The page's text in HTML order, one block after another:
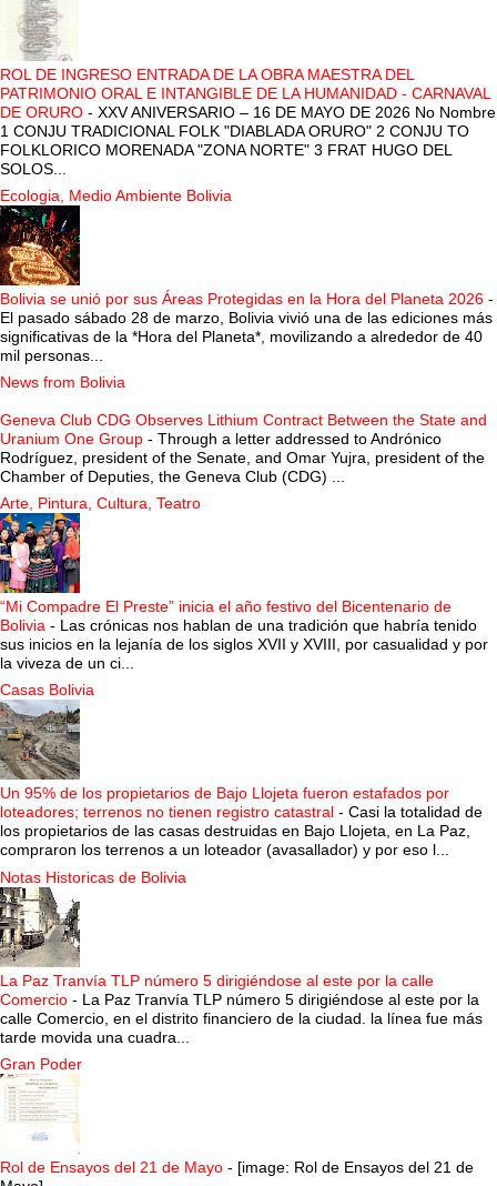
ROL DE INGRESO ENTRADA DE LA OBRA MAESTRA DEL
PATRIMONIO ORAL E INTANGIBLE DE LA HUMANIDAD - CARNAVAL
DE ORURO - XXV ANIVERSARIO – 16 DE MAYO DE 2026 No Nombre
1 CONJU TRADICIONAL FOLK "DIABLADA ORURO" 2 CONJU TO
FOLKLORICO MORENADA "ZONA NORTE" 3 FRAT HUGO DEL
SOLOS...
Ecologia, Medio Ambiente Bolivia
Bolivia se unió por sus Áreas Protegidas en la Hora del Planeta 2026 -
El pasado sábado 28 de marzo, Bolivia vivió una de las ediciones más
significativas de la *Hora del Planeta*, movilizando a alrededor de 40
mil personas...
News from Bolivia
Geneva Club CDG Observes Lithium Contract Between the State and
Uranium One Group - Through a letter addressed to Andrónico
Rodríguez, president of the Senate, and Omar Yujra, president of the
Chamber of Deputies, the Geneva Club (CDG) ...
Arte, Pintura, Cultura, Teatro
“Mi Compadre El Preste” inicia el año festivo del Bicentenario de
Bolivia - Las crónicas nos hablan de una tradición que habría tenido
sus inicios en la lejanía de los siglos XVII y XVIII, por casualidad y por
la viveza de un ci...
Casas Bolivia
Un 95% de los propietarios de Bajo Llojeta fueron estafados por
loteadores; terrenos no tienen registro catastral - Casi la totalidad de
los propietarios de las casas destruidas en Bajo Llojeta, en La Paz,
compraron los terrenos a un loteador (avasallador) y por eso l...
Notas Historicas de Bolivia
La Paz Tranvía TLP número 5 dirigiéndose al este por la calle
Comercio - La Paz Tranvía TLP número 5 dirigiéndose al este por la
calle Comercio, en el distrito financiero de la ciudad. la línea fue más
tarde movida una cuadra...
Gran Poder
Rol de Ensayos del 21 de Mayo - [image: Rol de Ensayos del 21 de